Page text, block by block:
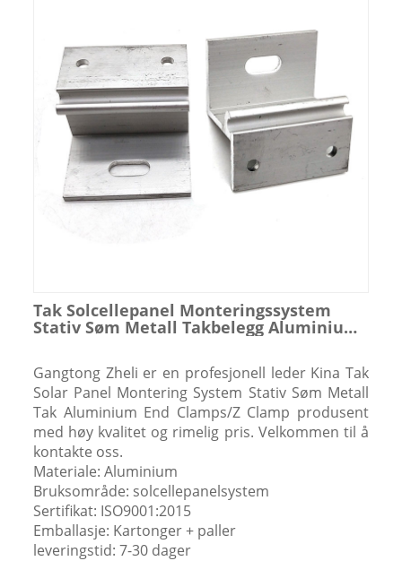
Tak Solcellepanel Monteringssystem
Stativ Søm Metall Takbelegg Aluminium
Gangtong Zheli er en profesjonell leder Kina Tak
Solar Panel Montering System Stativ Søm Metall
Tak Aluminium End Clamps/Z Clamp produsent
med høy kvalitet og rimelig pris. Velkommen til å
kontakte oss.
Materiale: Aluminium
Bruksområde: solcellepanelsystem
Sertifikat: ISO9001:2015
Emballasje: Kartonger + paller
leveringstid: 7-30 dager